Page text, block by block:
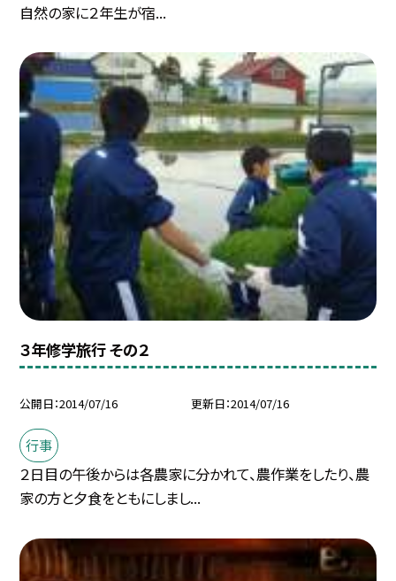
自然の家に２年生が宿...
３年修学旅行 その２
公開日 2014/07/16 更新日 2014/07/16
行事
２日目の午後からは各農家に分かれて、農作業をしたり、農
家の方と夕食をともにしまし...